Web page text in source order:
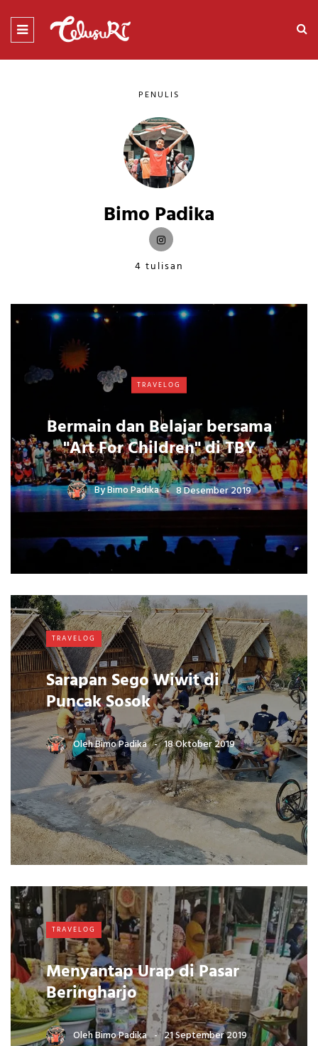
PENULIS
Bimo Padika
4 tulisan
TRAVELOG
Bermain dan Belajar bersama
"Art For Children" di TBY
ByBimo Padika 8 Desember 2019
TRAVELOG
Sarapan Sego Wiwit di
Puncak Sosok
OlehBimo Padika 18 Oktober 2019
TRAVELOG
Menyantap Urap di Pasar
Beringharjo
OlehBimo Padika 21 September 2019